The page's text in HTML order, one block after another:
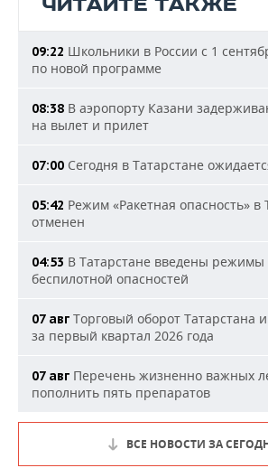
ЧИТАЙТЕ ТАКЖЕ
09:22 Школьники в России с 1
по новой программе
08:38 В аэропорту Казани
на вылет и прилет
07:00 Сегодня в Татарстане
05:42 Режим «Ракетная опасность» в
отменен
04:53 В Татарстане введены режимы
беспилотной опасностей
07 авг Торговый оборот Татарстана
за первый квартал 2026 года
07 авг Перечень жизненно важных
пополнить пять препаратов
ВСЕ НОВОСТИ ЗА